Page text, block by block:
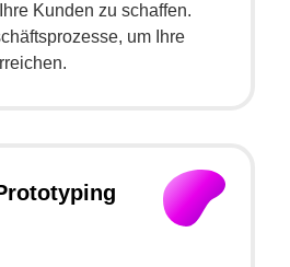
Kunden zu schaffen.
um Ihre